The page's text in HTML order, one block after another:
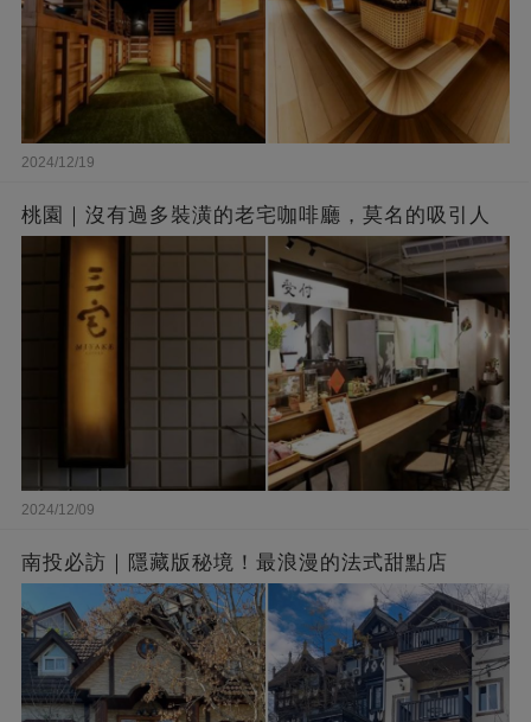
2024/12/19
桃園｜沒有過多裝潢的老宅咖啡廳，莫名的吸引人
2024/12/09
南投必訪｜隱藏版秘境！最浪漫的法式甜點店